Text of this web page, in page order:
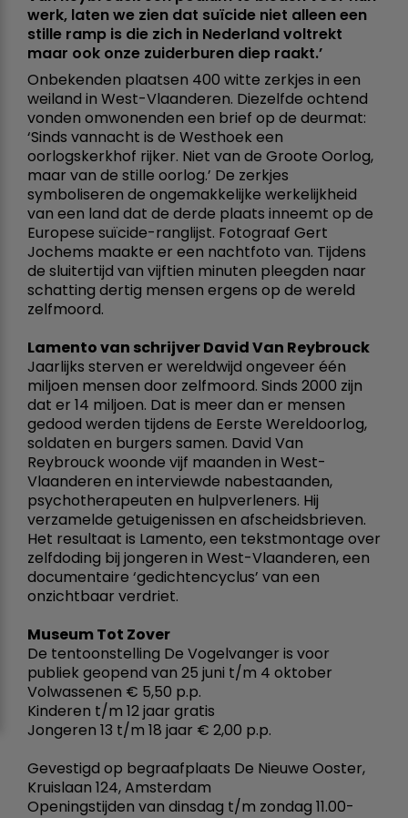
werk, laten we zien dat suïcide niet alleen een
stille ramp is die zich in Nederland voltrekt
maar ook onze zuiderburen diep raakt.’
Onbekenden plaatsen 400 witte zerkjes in een
weiland in West-Vlaanderen. Diezelfde ochtend
vonden omwonenden een brief op de deurmat:
‘Sinds vannacht is de Westhoek een
oorlogskerkhof rijker. Niet van de Groote Oorlog,
maar van de stille oorlog.’ De zerkjes
symboliseren de ongemakkelijke werkelijkheid
van een land dat de derde plaats inneemt op de
Europese suïcide-ranglijst. Fotograaf Gert
Jochems maakte er een nachtfoto van. Tijdens
de sluitertijd van vijftien minuten pleegden naar
schatting dertig mensen ergens op de wereld
zelfmoord.
Lamento van schrijver David Van Reybrouck
Jaarlijks sterven er wereldwijd ongeveer één
miljoen mensen door zelfmoord. Sinds 2000 zijn
dat er 14 miljoen. Dat is meer dan er mensen
gedood werden tijdens de Eerste Wereldoorlog,
soldaten en burgers samen. David Van
Reybrouck woonde vijf maanden in West-
Vlaanderen en interviewde nabestaanden,
psychotherapeuten en hulpverleners. Hij
verzamelde getuigenissen en afscheidsbrieven.
Het resultaat is Lamento, een tekstmontage over
zelfdoding bij jongeren in West-Vlaanderen, een
documentaire ‘gedichtencyclus’ van een
onzichtbaar verdriet.
Museum Tot Zover
De tentoonstelling De Vogelvanger is voor
publiek geopend van 25 juni t/m 4 oktober
Volwassenen € 5,50 p.p.
Kinderen t/m 12 jaar gratis
Jongeren 13 t/m 18 jaar € 2,00 p.p.
Gevestigd op begraafplaats De Nieuwe Ooster,
Kruislaan 124, Amsterdam
Openingstijden van dinsdag t/m zondag 11.00-